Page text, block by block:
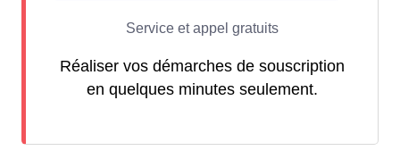
Réaliser vos démarches de souscription
en quelques minutes seulement.